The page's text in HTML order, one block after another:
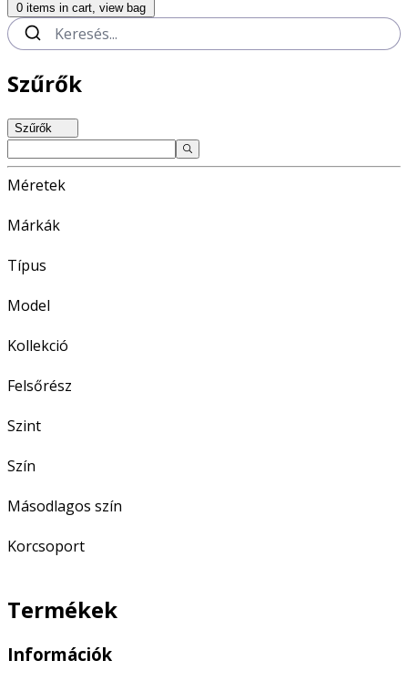
0 items in cart, view bag
Szűrők
Szűrők
Méretek
Márkák
Típus
Model
Kollekció
Felsőrész
Szint
Szín
Másodlagos szín
Korcsoport
Termékek
Információk